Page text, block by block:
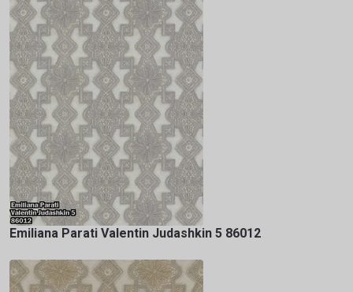
Emiliana Parati Valentin Judashkin 5 86012